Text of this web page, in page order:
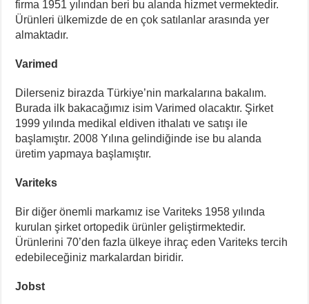
firma 1951 yılından beri bu alanda hizmet vermektedir.
Ürünleri ülkemizde de en çok satılanlar arasında yer
almaktadır.
Varimed
Dilerseniz birazda Türkiye’nin markalarına bakalım.
Burada ilk bakacağımız isim Varimed olacaktır. Şirket
1999 yılında medikal eldiven ithalatı ve satışı ile
başlamıştır. 2008 Yılına gelindiğinde ise bu alanda
üretim yapmaya başlamıştır.
Variteks
Bir diğer önemli markamız ise Variteks 1958 yılında
kurulan şirket ortopedik ürünler geliştirmektedir.
Ürünlerini 70’den fazla ülkeye ihraç eden Variteks tercih
edebileceğiniz markalardan biridir.
Jobst